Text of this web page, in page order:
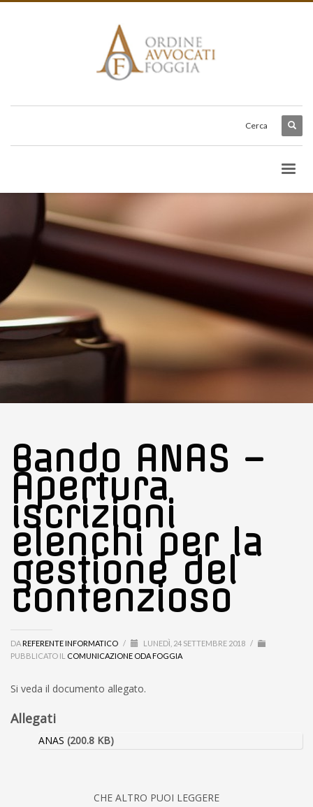
Cerca
Bando ANAS –
Apertura
iscrizioni
elenchi per la
gestione del
contenzioso
DA REFERENTE INFORMATICO / LUNEDÌ, 24 SETTEMBRE 2018 /
PUBBLICATO IL COMUNICAZIONE ODA FOGGIA
Si veda il documento allegato.
Allegati
ANAS (200.8 KB)
CHE ALTRO PUOI LEGGERE